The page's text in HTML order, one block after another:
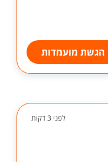
הגשת מועמדות
לפני 3 דקות